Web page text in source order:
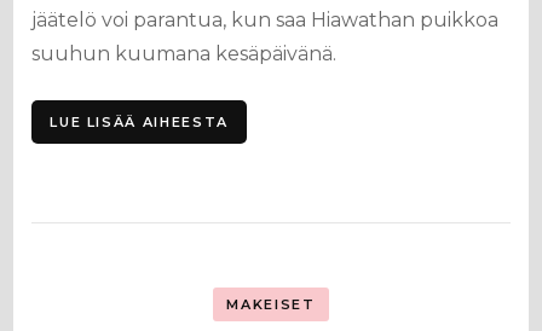
jäätelö voi parantua, kun saa Hiawathan puikkoa
suuhun kuumana kesäpäivänä.
LUE LISÄÄ AIHEESTA
MAKEISET